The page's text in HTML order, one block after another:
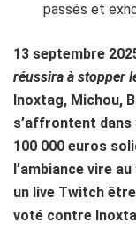
passés et
13 septembre
réussira à stopper
Inoxtag, Michou,
s’affrontent
100 000 euros
l’ambiance vire
un live Twitch
voté contre